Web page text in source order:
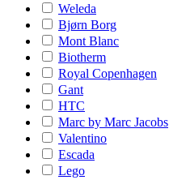
Weleda
Bjørn Borg
Mont Blanc
Biotherm
Royal Copenhagen
Gant
HTC
Marc by Marc Jacobs
Valentino
Escada
Lego